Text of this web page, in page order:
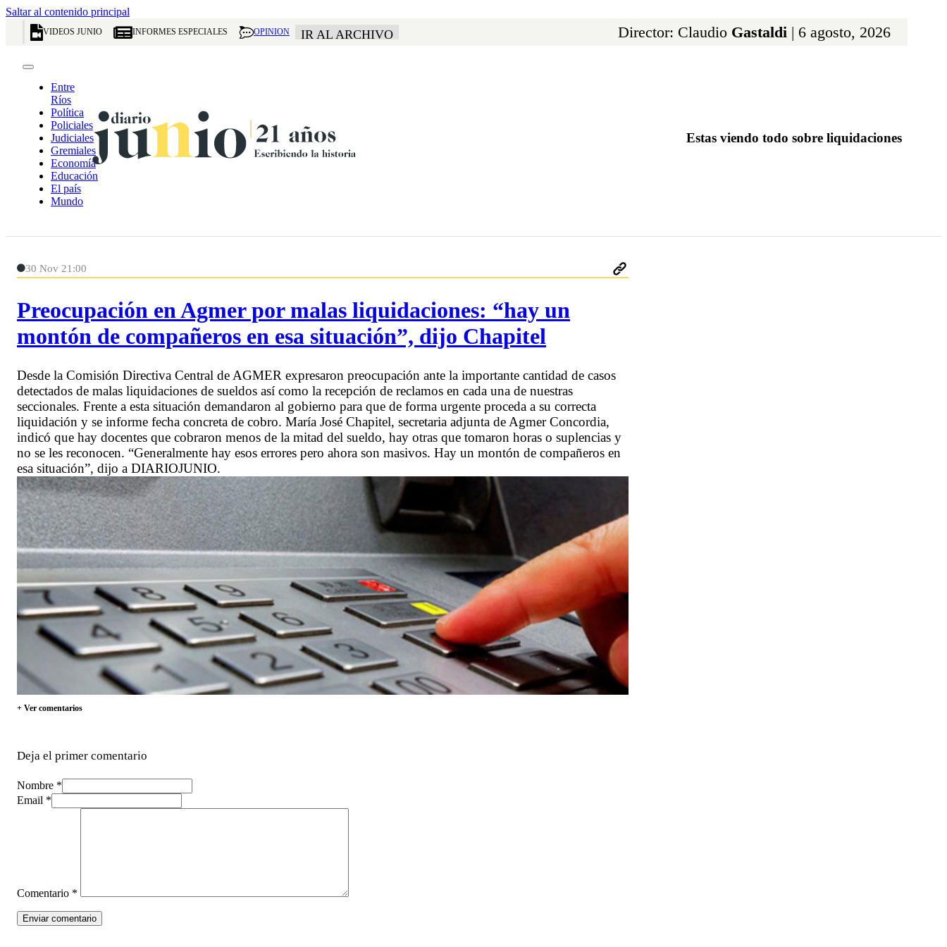
Saltar al contenido principal
VIDEOS JUNIO INFORMES ESPECIALES OPINION IR AL ARCHIVO Director: Claudio Gastaldi | 6 agosto, 2026
Entre
Ríos
Política
Policiales
Judiciales
Gremiales
Economía
Educación
El país
Mundo
Estas viendo todo sobre liquidaciones
30 Nov 21:00
Preocupación en Agmer por malas liquidaciones: “hay un
montón de compañeros en esa situación”, dijo Chapitel
Desde la Comisión Directiva Central de AGMER expresaron preocupación ante la importante cantidad de casos
detectados de malas liquidaciones de sueldos así como la recepción de reclamos en cada una de nuestras
seccionales. Frente a esta situación demandaron al gobierno para que de forma urgente proceda a su correcta
liquidación y se informe fecha concreta de cobro. María José Chapitel, secretaria adjunta de Agmer Concordia,
indicó que hay docentes que cobraron menos de la mitad del sueldo, hay otras que tomaron horas o suplencias y
no se les reconocen. “Generalmente hay esos errores pero ahora son masivos. Hay un montón de compañeros en
esa situación”, dijo a DIARIOJUNIO.
+ Ver comentarios
Deja el primer comentario
Nombre *
Email *
Comentario *